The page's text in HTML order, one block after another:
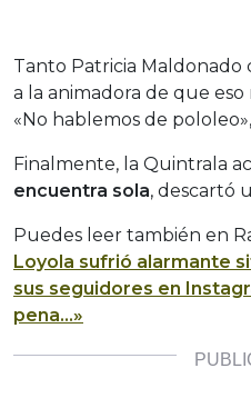
Tanto Patricia Maldonado
a la animadora de que
«No hablemos de
Finalmente, la Quintrala
encuentra sola, descartó
Puedes leer también en
Loyola sufrió alarmante
sus seguidores en
pena…»